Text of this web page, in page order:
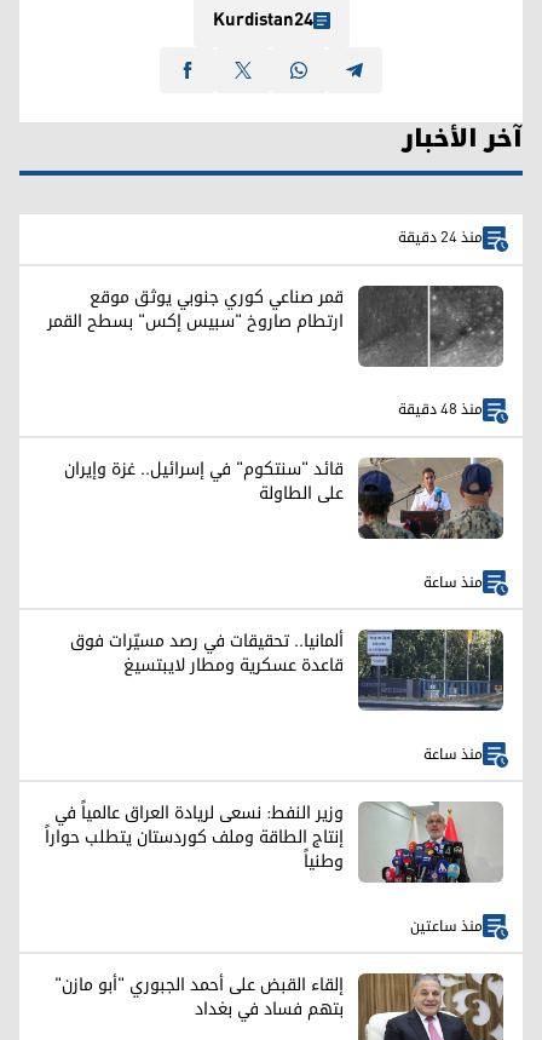
Kurdistan24
آخر الأخبار
منذ 24 دقيقة
قمر صناعي كوري جنوبي يوثق موقع
ارتطام صاروخ "سبيس إكس" بسطح القمر
منذ 48 دقيقة
قائد "سنتكوم" في إسرائيل.. غزة وإيران
على الطاولة
منذ ساعة
ألمانيا.. تحقيقات في رصد مسيّرات فوق
قاعدة عسكرية ومطار لايبتسيغ
منذ ساعة
وزير النفط: نسعى لريادة العراق عالمياً في
إنتاج الطاقة وملف كوردستان يتطلب حواراً
وطنياً
منذ ساعتين
إلقاء القبض على أحمد الجبوري "أبو مازن"
بتهم فساد في بغداد